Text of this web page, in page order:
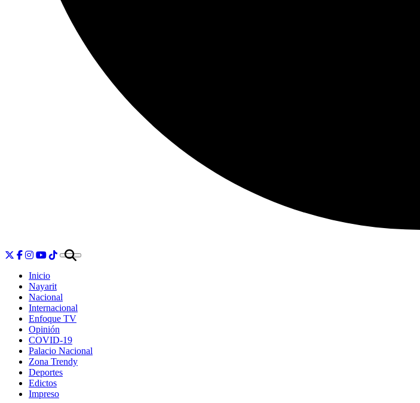
Inicio
Nayarit
Nacional
Internacional
Enfoque TV
Opinión
COVID-19
Palacio Nacional
Zona Trendy
Deportes
Edictos
Impreso